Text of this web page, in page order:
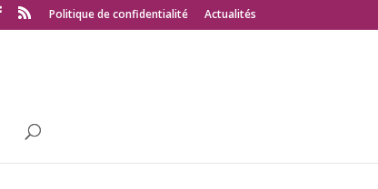
Politique de confidentialité Actualités